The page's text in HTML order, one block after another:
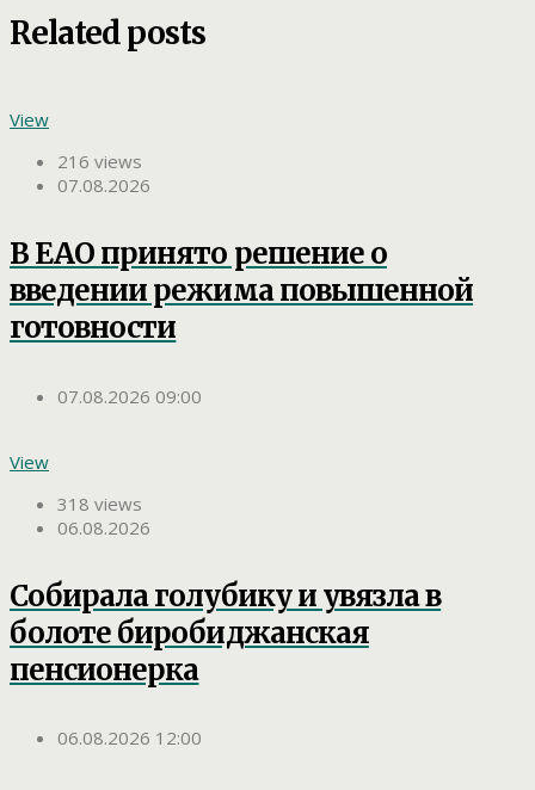
Related posts
View
216 views
07.08.2026
В ЕАО принято решение о
введении режима повышенной
готовности
07.08.2026 09:00
View
318 views
06.08.2026
Собирала голубику и увязла в
болоте биробиджанская
пенсионерка
06.08.2026 12:00